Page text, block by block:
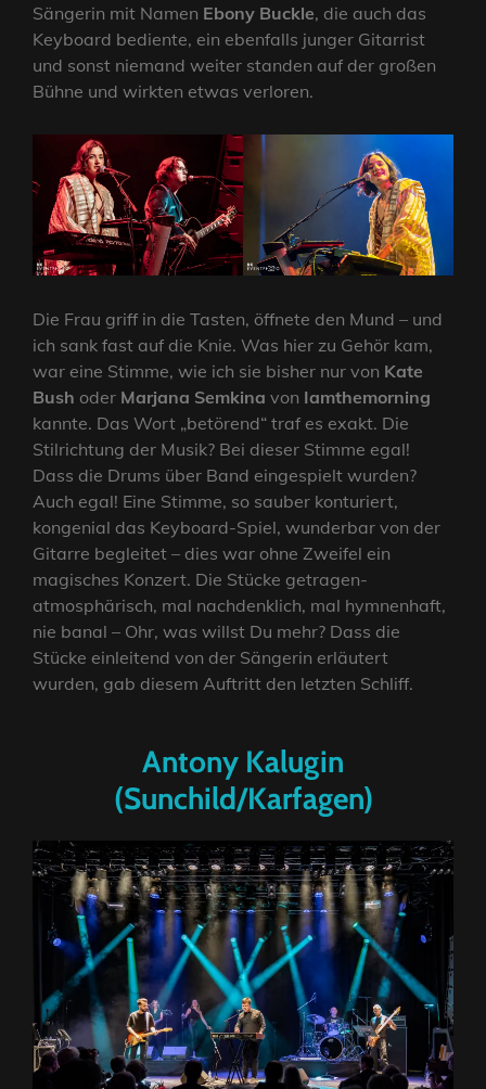
Sängerin mit Namen Ebony Buckle, die auch das
Keyboard bediente, ein ebenfalls junger Gitarrist
und sonst niemand weiter standen auf der großen
Bühne und wirkten etwas verloren.
Die Frau griff in die Tasten, öffnete den Mund – und
ich sank fast auf die Knie. Was hier zu Gehör kam,
war eine Stimme, wie ich sie bisher nur von Kate
Bush oder Marjana Semkina von Iamthemorning
kannte. Das Wort „betörend“ traf es exakt. Die
Stilrichtung der Musik? Bei dieser Stimme egal!
Dass die Drums über Band eingespielt wurden?
Auch egal! Eine Stimme, so sauber konturiert,
kongenial das Keyboard-Spiel, wunderbar von der
Gitarre begleitet – dies war ohne Zweifel ein
magisches Konzert. Die Stücke getragen-
atmosphärisch, mal nachdenklich, mal hymnenhaft,
nie banal – Ohr, was willst Du mehr? Dass die
Stücke einleitend von der Sängerin erläutert
wurden, gab diesem Auftritt den letzten Schliff.
Antony Kalugin
(Sunchild/Karfagen)